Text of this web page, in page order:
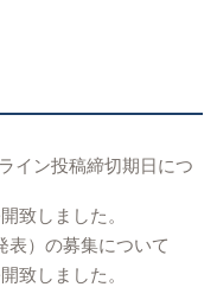
イン投稿締切期日につ
致しました。
表）の募集について
致しました。